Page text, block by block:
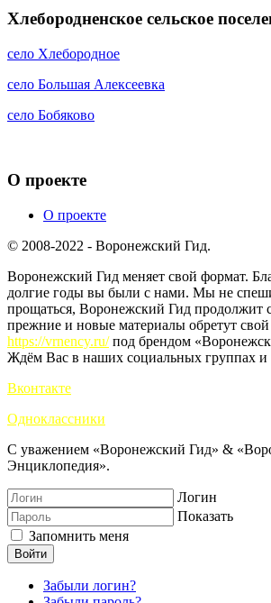
Хлебородненское сельское
село Хлебородное
село Большая Алексеевка
село Бобяково
О проекте
О проекте
© 2008-2022 - Воронежский Гид.
Воронежский Гид меняет свой формат.
долгие годы вы были с нами. Мы не
прощаться, Воронежский Гид продолжит
прежние и новые материалы обретут
https://vrnency.ru/под брендом
Ждём Вас в наших социальных группах и
Вконтакте
Одноклассники
С уважением «Воронежский Гид» &
Энциклопедия».
Логин
Показать
Запомнить меня
Войти
Забыли логин?